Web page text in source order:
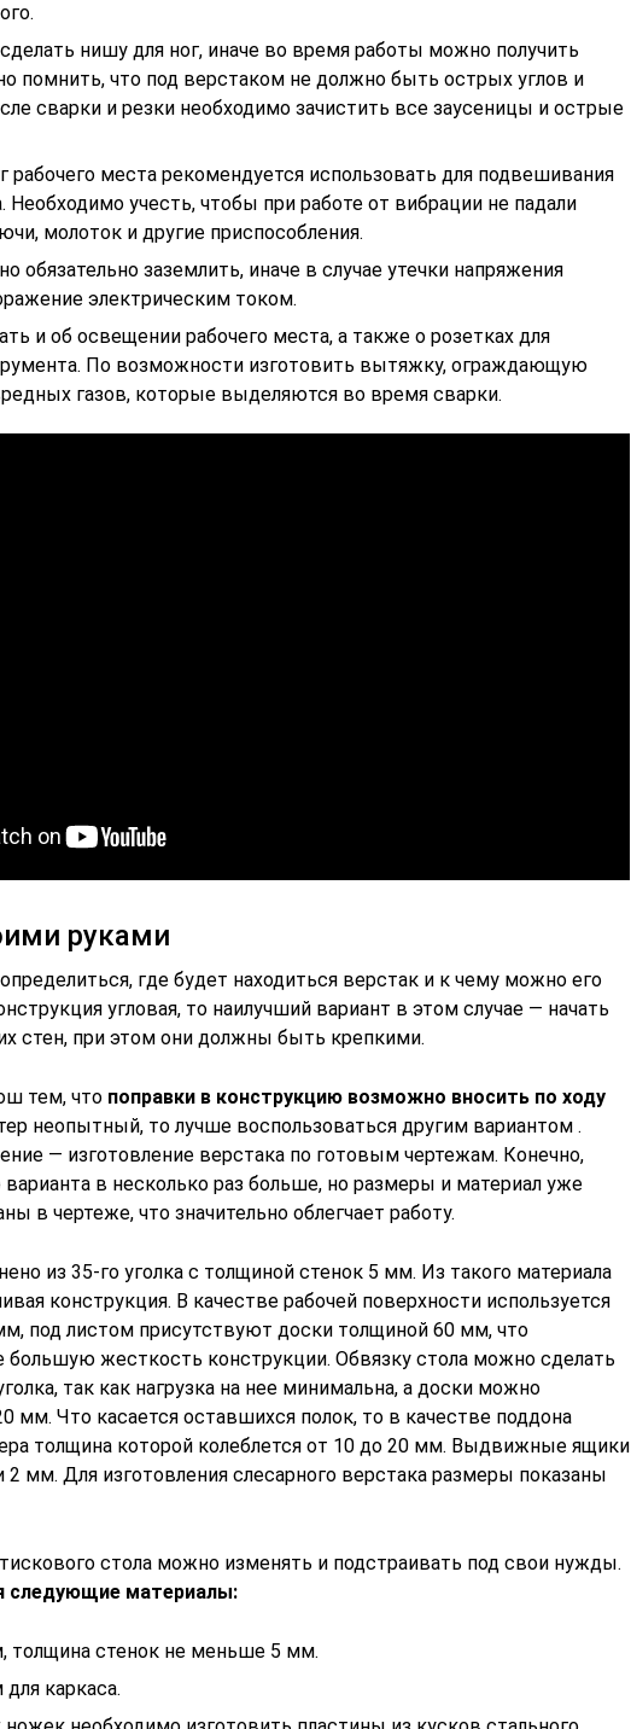
нишу для ног, иначе во время работы можно получить
помнить, что под верстаком не должно быть острых углов и
сварки и резки необходимо зачистить все заусеницы и острые
рабочего места рекомендуется использовать для подвешивания
Необходимо учесть, чтобы при работе от вибрации не падали
молоток и другие приспособления.
обязательно заземлить, иначе в случае утечки напряжения
электрическим током.
и об освещении рабочего места, а также о розетках для
По возможности изготовить вытяжку, ограждающую
газов, которые выделяются во время сварки.
руками
где будет находиться верстак и к чему можно его
угловая, то наилучший вариант в этом случае — начать
стен, при этом они должны быть крепкими.
тем, что поправки в конструкцию возможно вносить по ходу
неопытный, то лучше воспользоваться другим вариантом .
— изготовление верстака по готовым чертежам. Конечно,
в несколько раз больше, но размеры и материал уже
в чертеже, что значительно облегчает работу.
из 35-го уголка с толщиной стенок 5 мм. Из такого материала
конструкция. В качестве рабочей поверхности используется
под листом присутствуют доски толщиной 60 мм, что
большую жесткость конструкции. Обвязку стола можно сделать
так как нагрузка на нее минимальна, а доски можно
мм. Что касается оставшихся полок, то в качестве поддона
толщина которой колеблется от 10 до 20 мм. Выдвижные ящики
2 мм. Для изготовления слесарного верстака размеры показаны
стола можно изменять и подстраивать под свои нужды.
следующие материалы:
толщина стенок не меньше 5 мм.
каркаса.